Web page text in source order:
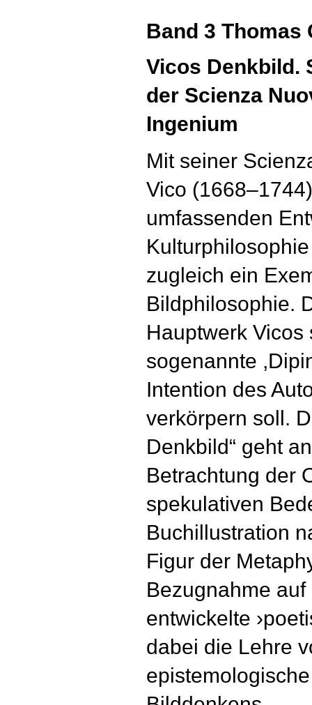
Band 3 Thomas
Vicos Denkbild.
der Scienza
Ingenium
Mit seiner
Vico
umfassenden
zugleich ein
Bildphilosophie.
Hauptwerk Vicos
sogenannte
Intention des
verkörpern soll.
Denkbild“ geht
Betrachtung der
spekulativen
Buchillustration
Figur der
Bezugnahme
entwickelte
dabei die Lehre